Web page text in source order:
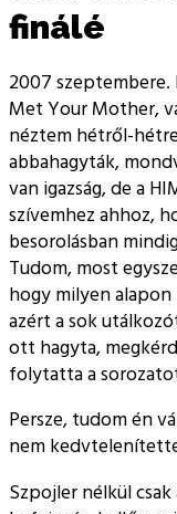
finálé
2007
Met Your Mother,
néztem hétről-
abbahagyták,
van igazság, de a
szívemhez ahhoz,
besorolásban
Tudom, most
hogy milyen
azért a sok
ott hagyta,
folytatta a
Persze, tudom én
nem
Szpojler nélkül